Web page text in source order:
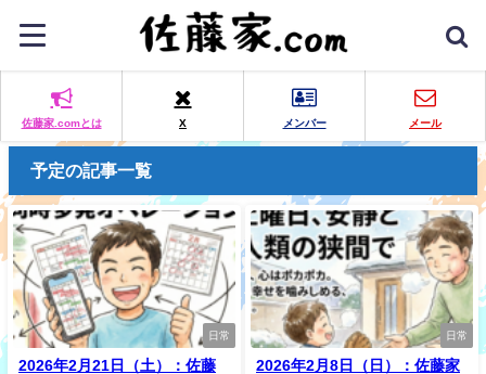
佐藤家.comとは X メンバー メール
予定の記事一覧
日常
2026年2月21日（土）：佐藤
日常
2026年2月8日（日）：佐藤家